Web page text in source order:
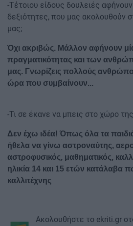
-Τέτοιου είδους δουλειές αφήνουν
δεξιότητες, που μας ακολουθούν
μας;
Όχι ακριβώς. Μάλλον αφήνουν
πραγματικότητας και των
μας. Γνωρίζεις πολλούς
ώρα που συμβαίνουν...
-Τι σε έκανε να μπεις στο χώρο
Δεν έχω ιδέα! Όπως όλα τα
ήθελα να γίνω αστροναύτης,
αστροφυσικός, μαθηματικός,
ηλικία 14 και 15 ετών κατάλαβα
καλλιτέχνης
Ακολουθήστε το ekriti.gr